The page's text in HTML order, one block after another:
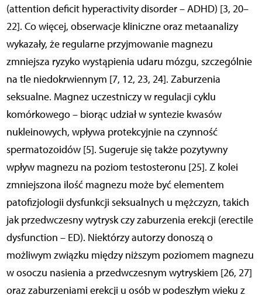
(attention deficit hyperactivity disorder – ADHD) [3, 20–
22]. Co więcej, obserwacje kliniczne oraz metaanalizy
wykazały, że regularne przyjmowanie magnezu
zmniejsza ryzyko wystąpienia udaru mózgu, szczególnie
na tle niedokrwiennym [7, 12, 23, 24]. Zaburzenia
seksualne. Magnez uczestniczy w regulacji cyklu
komórkowego – biorąc udział w syntezie kwasów
nukleinowych, wpływa protekcyjnie na czynność
spermatozoidów [5]. Sugeruje się także pozytywny
wpływ magnezu na poziom testosteronu [25]. Z kolei
zmniejszona ilość magnezu może być elementem
patofizjologii dysfunkcji seksualnych u mężczyzn, takich
jak przedwczesny wytrysk czy zaburzenia erekcji (erectile
dysfunction – ED). Niektórzy autorzy donoszą o
możliwym związku między niższym poziomem magnezu
w osoczu nasienia a przedwczesnym wytryskiem [26, 27]
oraz zaburzeniami erekcji u osób w podeszłym wieku z